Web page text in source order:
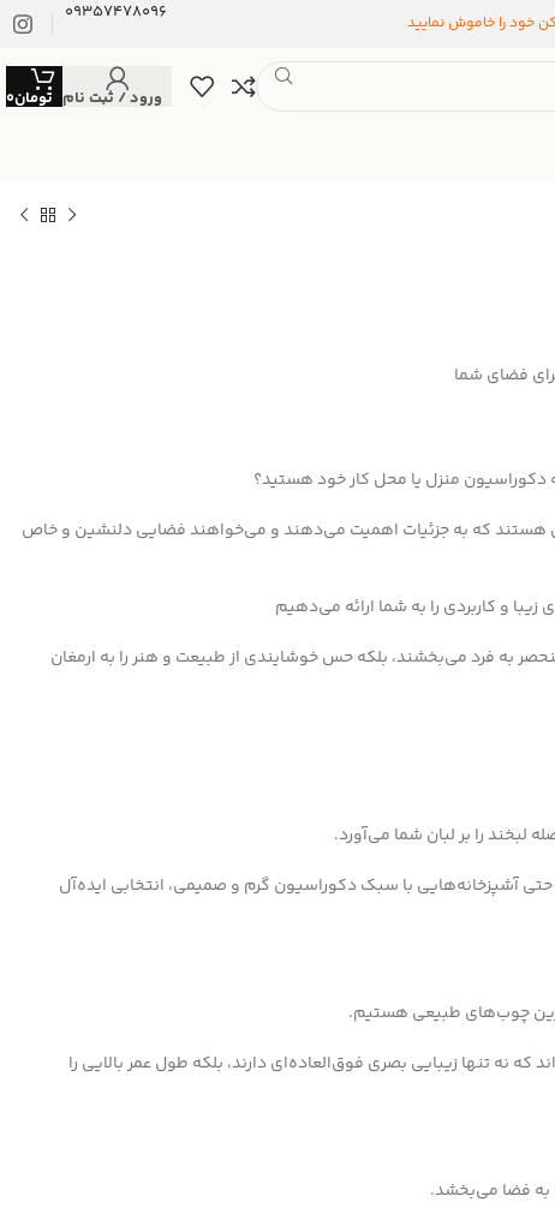
خود را خاموش نمایید 09357478096
ورود / ثبت نام تومان0
فضای شما
دکوراسیون منزل یا محل کار خود هستید؟
هستند که به جزئیات اهمیت می‌دهند و می‌خواهند فضایی دلنشین و خاص
و کاربردی را به شما ارائه می‌دهیم
به فرد می‌بخشند، بلکه حس خوشایندی از طبیعت و هنر را به ارمغان
را بر لبان شما می‌آورد.
آشپزخانه‌هایی با سبک دکوراسیون گرم و صمیمی، انتخابی ایده‌آل
چوب‌های طبیعی هستیم.
نه تنها زیبایی بصری فوق‌العاده‌ای دارند، بلکه طول عمر بالایی را
به فضا می‌بخشد.